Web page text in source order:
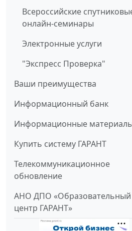
Всероссийские
онлайн-семинары
Электронные услуги
"Экспресс Проверка"
Ваши преимущества
Информационный банк
Информационные
Купить систему ГАРАНТ
Телекоммуникационное
обновление
АНО ДПО «Образовательный
центр ГАРАНТ»